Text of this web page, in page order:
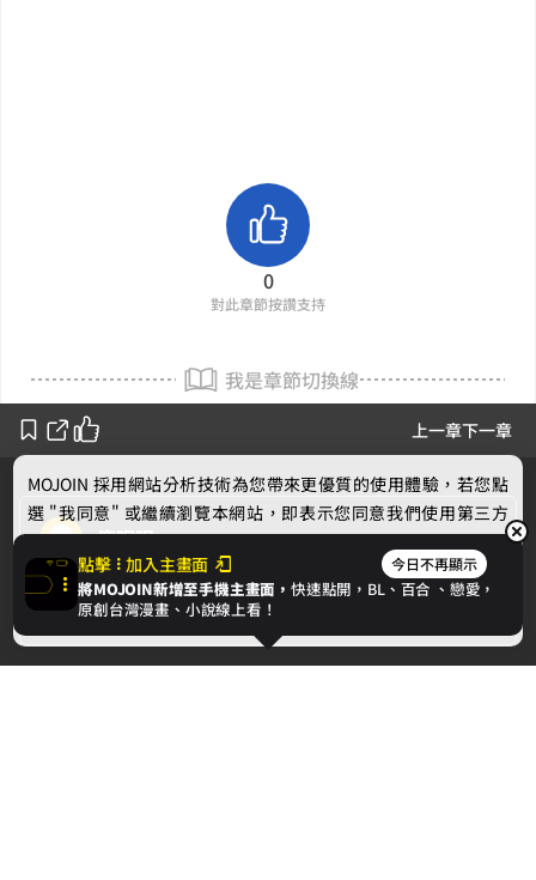
上一章下一章
0
對此章節按讚支持
我是章節切換線
鹿眠眠
作者的話
點擊 加入主畫面 今日不再顯示
將MOJOIN新增至手機主畫面，快速點開，BL、 百合 、戀愛，
原創台灣漫畫、小說線上看！
MOJOIN 採用網站分析技術為您帶來更優質的使用體驗，若您點
選 "我同意" 或繼續瀏覽本網站，即表示您同意我們使用第三方
Cookie，欲瞭解更多資訊請見隱私權政策。
我同意